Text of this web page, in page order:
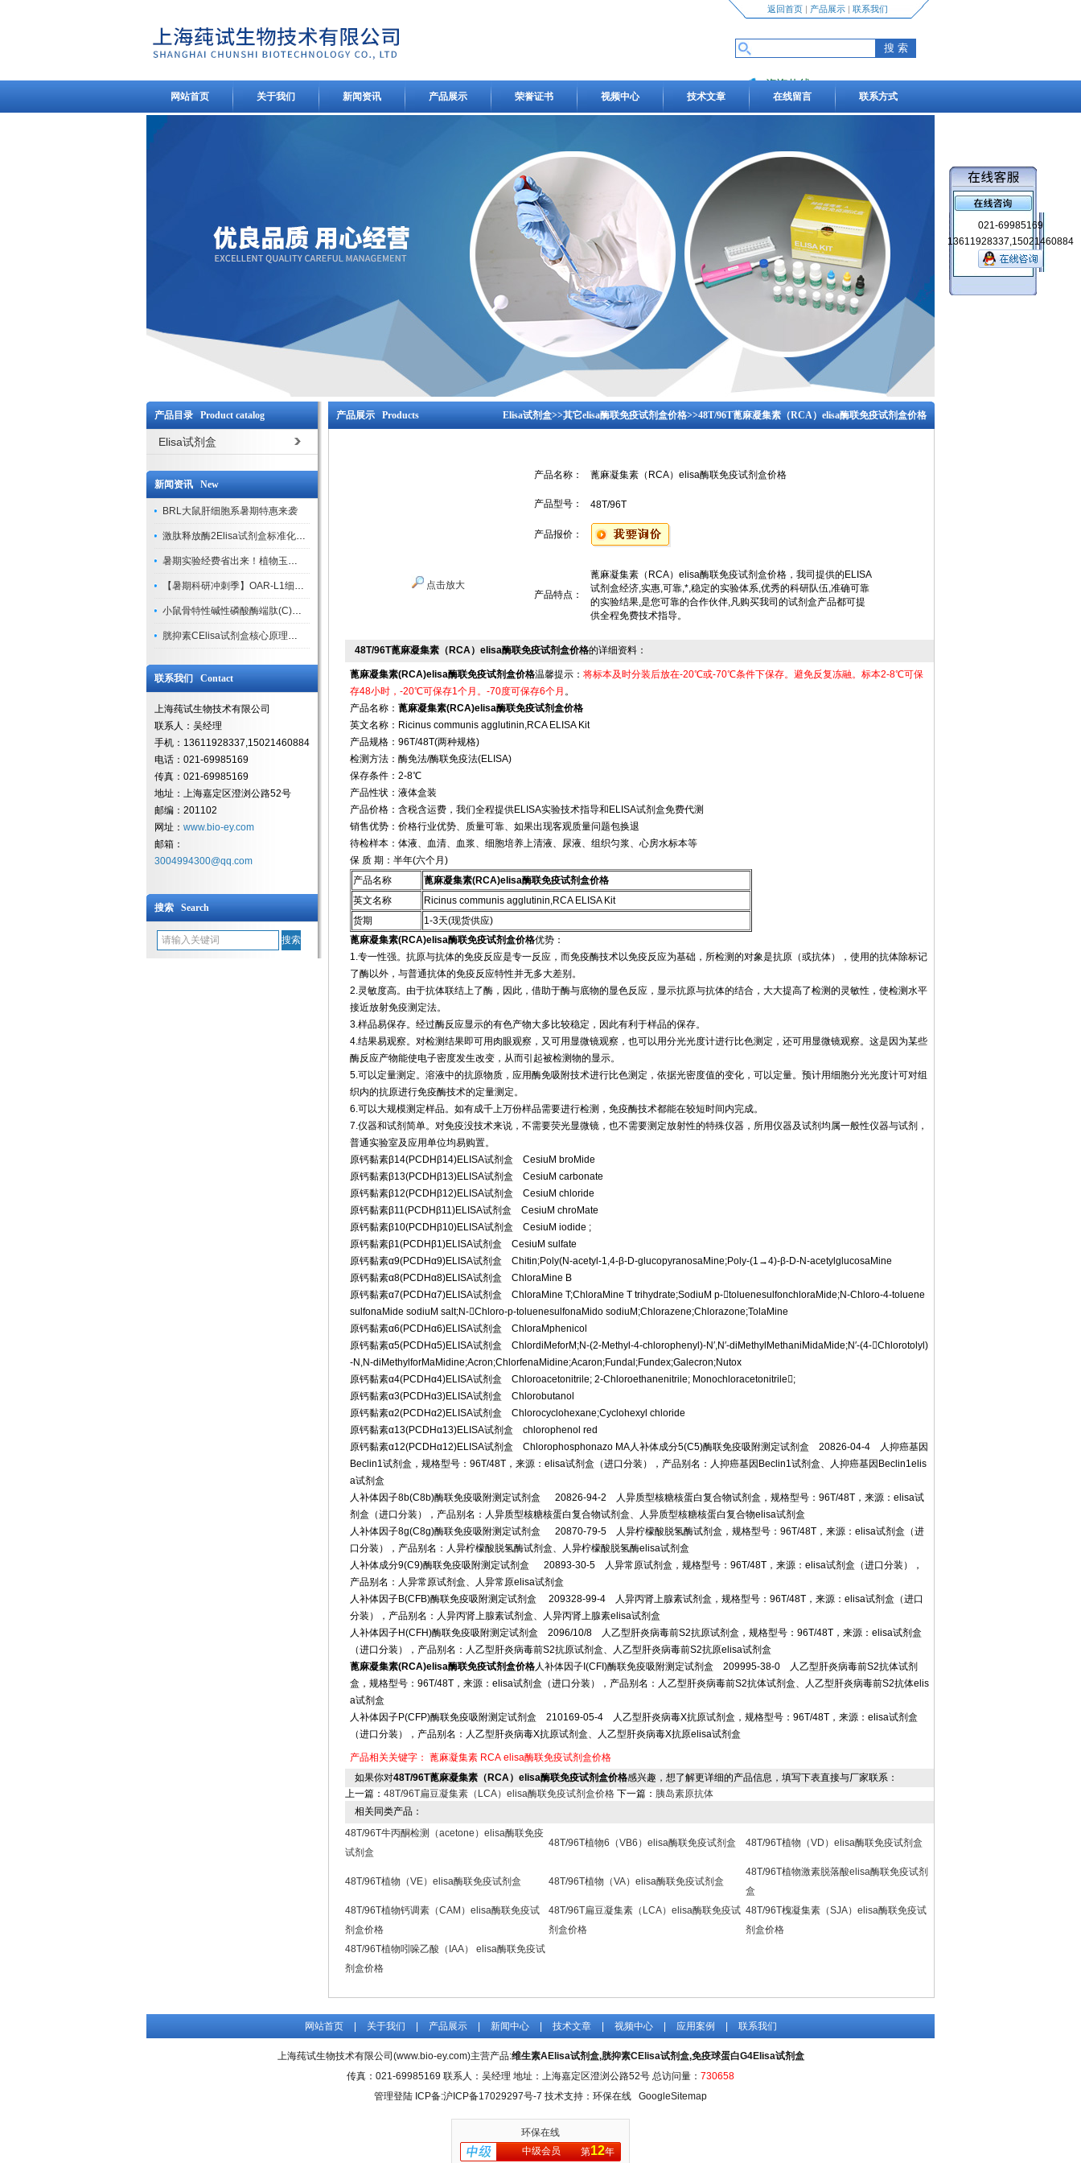
返回首页| 产品展示| 联系我们
咨询热线
13611928337,15021460884
网站首页 关于我们 新闻资讯 产品展示 荣誉证书 视频中心 技术文章 在线留言 联系方式
产品目录 Product catalog
Elisa试剂盒
新闻资讯 New
BRL大鼠肝细胞系暑期特惠来袭
激肽释放酶2Elisa试剂盒标准化实验操作与质控体系解析
暑期实验经费省出来！植物玉米索核苷（ZR ）elisa酶联免疫试剂盒
【暑期科研冲刺季】OAR-L1细胞专用培养基特惠，助力实验高效突破
小鼠骨特性碱性磷酸酶端肽(C)elisa试剂盒大促，骨科研人速囤
胱抑素CElisa试剂盒核心原理、产品特性与全流程操作规范详解
联系我们 Contact
上海莼试生物技术有限公司
联系人：吴经理
手机：13611928337,15021460884
电话：021-69985169
传真：021-69985169
地址：上海嘉定区澄浏公路52号
邮编：201102
网址： www.bio-ey.com
邮箱：
3004994300@qq.com
搜索 Search
产品展示 Products Elisa试剂盒>>其它elisa酶联免疫试剂盒价格>>48T/96T蓖麻凝集素（RCA）elisa酶联免疫试剂盒价格
点击放大
产品名称： 蓖麻凝集素（RCA）elisa酶联免疫试剂盒价格
产品型号： 48T/96T
产品报价：
产品特点：
蓖麻凝集素（RCA）elisa酶联免疫试剂盒价格，我司提供的ELISA
试剂盒经济,实惠,可靠,*,稳定的实验体系,优秀的科研队伍,准确可靠
的实验结果,是您可靠的合作伙伴,凡购买我司的试剂盒产品都可提
供全程免费技术指导。
48T/96T蓖麻凝集素（RCA）elisa酶联免疫试剂盒价格的详细资料：
蓖麻凝集素(RCA)elisa酶联免疫试剂盒价格温馨提示： 将标本及时分装后放在-20℃或-70℃条件下保存。避免反复冻融。标本2-8℃可保
存48小时，-20℃可保存1个月。-70度可保存6个月 。
产品名称： 蓖麻凝集素(RCA)elisa酶联免疫试剂盒价格
英文名称：Ricinus communis agglutinin,RCA ELISA Kit
产品规格：96T/48T(两种规格)
检测方法：酶免法/酶联免疫法(ELISA)
保存条件：2-8℃
产品性状：液体盒装
产品价格：含税含运费，我们全程提供ELISA实验技术指导和ELISA试剂盒免费代测
销售优势：价格行业优势、质量可靠、如果出现客观质量问题包换退
待检样本：体液、血清、血浆、细胞培养上清液、尿液、组织匀浆、心房水标本等
保 质 期：半年(六个月)
产品名称
蓖麻凝集素(RCA)elisa酶联免疫试剂盒价格
英文名称
Ricinus communis agglutinin,RCA ELISA Kit
货期
1-3天(现货供应)
蓖麻凝集素(RCA)elisa酶联免疫试剂盒价格优势：
1.专一性强。抗原与抗体的免疫反应是专一反应，而免疫酶技术以免疫反应为基础，所检测的对象是抗原（或抗体），使用的抗体除标记
了酶以外，与普通抗体的免疫反应特性并无多大差别。
2.灵敏度高。由于抗体联结上了酶，因此，借助于酶与底物的显色反应，显示抗原与抗体的结合，大大提高了检测的灵敏性，使检测水平
接近放射免疫测定法。
3.样品易保存。经过酶反应显示的有色产物大多比较稳定，因此有利于样品的保存。
4.结果易观察。对检测结果即可用肉眼观察，又可用显微镜观察，也可以用分光光度计进行比色测定，还可用显微镜观察。这是因为某些
酶反应产物能使电子密度发生改变，从而引起被检测物的显示。
5.可以定量测定。溶液中的抗原物质，应用酶免吸附技术进行比色测定，依据光密度值的变化，可以定量。预计用细胞分光光度计可对组
织内的抗原进行免疫酶技术的定量测定。
6.可以大规模测定样品。如有成千上万份样品需要进行检测，免疫酶技术都能在较短时间内完成。
7.仪器和试剂简单。对免疫没技术来说，不需要荧光显微镜，也不需要测定放射性的特殊仪器，所用仪器及试剂均属一般性仪器与试剂，
普通实验室及应用单位均易购置。
原钙黏素β14(PCDHβ14)ELISA试剂盒 CesiuM broMide
原钙黏素β13(PCDHβ13)ELISA试剂盒 CesiuM carbonate
原钙黏素β12(PCDHβ12)ELISA试剂盒 CesiuM chloride
原钙黏素β11(PCDHβ11)ELISA试剂盒 CesiuM chroMate
原钙黏素β10(PCDHβ10)ELISA试剂盒 CesiuM iodide ;
原钙黏素β1(PCDHβ1)ELISA试剂盒 CesiuM sulfate
原钙黏素α9(PCDHα9)ELISA试剂盒 Chitin;Poly(N-acetyl-1,4-β-D-glucopyranosaMine;Poly-(1→4)-β-D-N-acetylglucosaMine
原钙黏素α8(PCDHα8)ELISA试剂盒 ChloraMine B
原钙黏素α7(PCDHα7)ELISA试剂盒 ChloraMine T;ChloraMine T trihydrate;SodiuM p-toluenesulfonchloraMide;N-Chloro-4-toluene
sulfonaMide sodiuM salt;N-Chloro-p-toluenesulfonaMido sodiuM;Chlorazene;Chlorazone;TolaMine
原钙黏素α6(PCDHα6)ELISA试剂盒 ChloraMphenicol
原钙黏素α5(PCDHα5)ELISA试剂盒 ChlordiMeforM;N-(2-Methyl-4-chlorophenyl)-N′,N′-diMethylMethaniMidaMide;N′-(4-Chlorotolyl)
-N,N-diMethylforMaMidine;Acron;ChlorfenaMidine;Acaron;Fundal;Fundex;Galecron;Nutox
原钙黏素α4(PCDHα4)ELISA试剂盒 Chloroacetonitrile; 2-Chloroethanenitrile; Monochloracetonitrile;
原钙黏素α3(PCDHα3)ELISA试剂盒 Chlorobutanol
原钙黏素α2(PCDHα2)ELISA试剂盒 Chlorocyclohexane;Cyclohexyl chloride
原钙黏素α13(PCDHα13)ELISA试剂盒 chlorophenol red
原钙黏素α12(PCDHα12)ELISA试剂盒 Chlorophosphonazo MA人补体成分5(C5)酶联免疫吸附测定试剂盒 20826-04-4 人抑癌基因
Beclin1试剂盒，规格型号：96T/48T，来源：elisa试剂盒（进口分装），产品别名：人抑癌基因Beclin1试剂盒、人抑癌基因Beclin1elis
a试剂盒
人补体因子8b(C8b)酶联免疫吸附测定试剂盒 20826-94-2 人异质型核糖核蛋白复合物试剂盒，规格型号：96T/48T，来源：elisa试
剂盒（进口分装），产品别名：人异质型核糖核蛋白复合物试剂盒、人异质型核糖核蛋白复合物elisa试剂盒
人补体因子8g(C8g)酶联免疫吸附测定试剂盒 20870-79-5 人异柠檬酸脱氢酶试剂盒，规格型号：96T/48T，来源：elisa试剂盒（进
口分装），产品别名：人异柠檬酸脱氢酶试剂盒、人异柠檬酸脱氢酶elisa试剂盒
人补体成分9(C9)酶联免疫吸附测定试剂盒 20893-30-5 人异常原试剂盒，规格型号：96T/48T，来源：elisa试剂盒（进口分装），
产品别名：人异常原试剂盒、人异常原elisa试剂盒
人补体因子B(CFB)酶联免疫吸附测定试剂盒 209328-99-4 人异丙肾上腺素试剂盒，规格型号：96T/48T，来源：elisa试剂盒（进口
分装），产品别名：人异丙肾上腺素试剂盒、人异丙肾上腺素elisa试剂盒
人补体因子H(CFH)酶联免疫吸附测定试剂盒 2096/10/8 人乙型肝炎病毒前S2抗原试剂盒，规格型号：96T/48T，来源：elisa试剂盒
（进口分装），产品别名：人乙型肝炎病毒前S2抗原试剂盒、人乙型肝炎病毒前S2抗原elisa试剂盒
蓖麻凝集素(RCA)elisa酶联免疫试剂盒价格人补体因子I(CFI)酶联免疫吸附测定试剂盒 209995-38-0 人乙型肝炎病毒前S2抗体试剂
盒，规格型号：96T/48T，来源：elisa试剂盒（进口分装），产品别名：人乙型肝炎病毒前S2抗体试剂盒、人乙型肝炎病毒前S2抗体elis
a试剂盒
人补体因子P(CFP)酶联免疫吸附测定试剂盒 210169-05-4 人乙型肝炎病毒X抗原试剂盒，规格型号：96T/48T，来源：elisa试剂盒
（进口分装），产品别名：人乙型肝炎病毒X抗原试剂盒、人乙型肝炎病毒X抗原elisa试剂盒
产品相关关键字： 蓖麻凝集素 RCA elisa酶联免疫试剂盒价格
如果你对48T/96T蓖麻凝集素（RCA）elisa酶联免疫试剂盒价格感兴趣，想了解更详细的产品信息，填写下表直接与厂家联系：
上一篇： 48T/96T扁豆凝集素（LCA）elisa酶联免疫试剂盒价格 下一篇： 胰岛素原抗体
相关同类产品：
48T/96T牛丙酮检测（acetone）elisa酶联免疫
试剂盒
48T/96T植物6（VB6）elisa酶联免疫试剂盒 48T/96T植物（VD）elisa酶联免疫试剂盒
48T/96T植物（VE）elisa酶联免疫试剂盒 48T/96T植物（VA）elisa酶联免疫试剂盒
48T/96T植物激素脱落酸elisa酶联免疫试剂
盒
48T/96T植物钙调素（CAM）elisa酶联免疫试
剂盒价格
48T/96T扁豆凝集素（LCA）elisa酶联免疫试
剂盒价格
48T/96T槐凝集素（SJA）elisa酶联免疫试
剂盒价格
48T/96T植物吲哚乙酸（IAA） elisa酶联免疫试
剂盒价格
网站首页 关于我们 产品展示 新闻中心 技术文章 视频中心 应用案例 联系我们
上海莼试生物技术有限公司(www.bio-ey.com)主营产品:维生素AElisa试剂盒,胱抑素CElisa试剂盒,免疫球蛋白G4Elisa试剂盒
传真：021-69985169 联系人：吴经理 地址：上海嘉定区澄浏公路52号 总访问量： 730658
管理登陆 ICP备:沪ICP备17029297号-7 技术支持：环保在线 GoogleSitemap
021-69985169
13611928337,15021460884
环保在线
中级会员
第12年